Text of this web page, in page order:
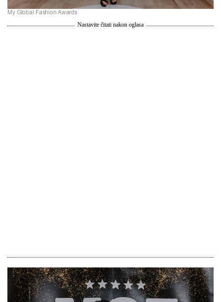
My Global Fashion Awards
Nastavite čitati nakon oglasa